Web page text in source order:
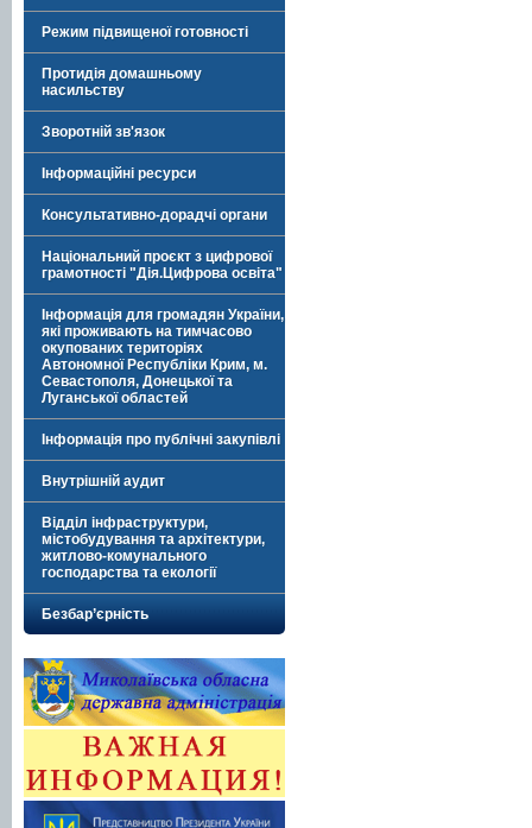
Режим підвищеної готовності
Протидія домашньому
насильству
Зворотній зв'язок
Інформаційні ресурси
Консультативно-дорадчі органи
Національний проєкт з цифрової
грамотності "Дія.Цифрова освіта"
Інформація для громадян України,
які проживають на тимчасово
окупованих територіях
Автономної Республіки Крим, м.
Севастополя, Донецької та
Луганської областей
Інформація про публічні закупівлі
Внутрішній аудит
Відділ інфраструктури,
містобудування та архітектури,
житлово-комунального
господарства та екології
Безбар’єрність